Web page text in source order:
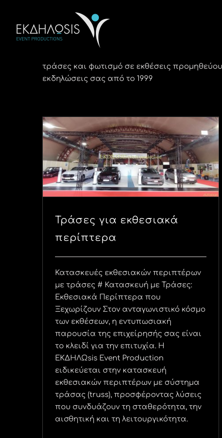
περιεχόμενο
τράσες και φωτισμό σε εκθέσεις
εκδηλώσεις σας από το 1999
Τράσες για εκθεσιακά
περίπτερα
Τράσες για εκθεσιακά
περίπτερα
Κατασκευές εκθεσιακών περιπτέρων
με τράσες # Κατασκευή με Τράσες:
Εκθεσιακά Περίπτερα που
Ξεχωρίζουν Στον ανταγωνιστικό κόσμο
των εκθέσεων, η εντυπωσιακή
παρουσία της επιχείρησής σας είναι
το κλειδί για την επιτυχία. Η
ΕΚΔΗΛΩsis Event Production
ειδικεύεται στην κατασκευή
εκθεσιακών περιπτέρων με σύστημα
τράσας (truss), προσφέροντας λύσεις
που συνδυάζουν τη σταθερότητα, την
αισθητική και τη λειτουργικότητα.